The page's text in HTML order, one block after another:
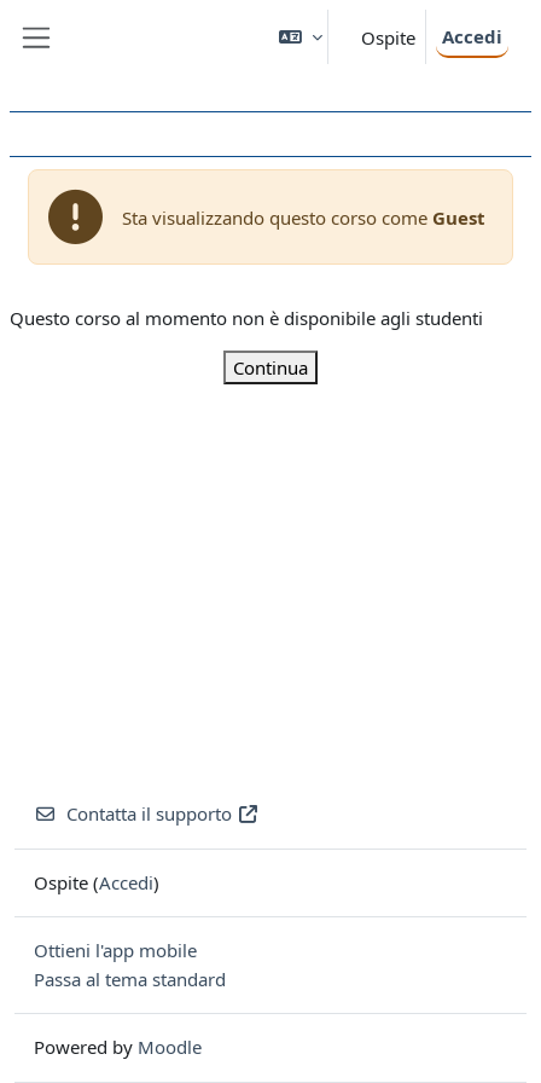
Ospite Accedi
Sta visualizzando questo corso come Guest
Questo corso al momento non è disponibile agli studenti
Continua
Contatta il supporto
Ospite (Accedi)
Ottieni l'app mobile
Passa al tema standard
Powered by Moodle